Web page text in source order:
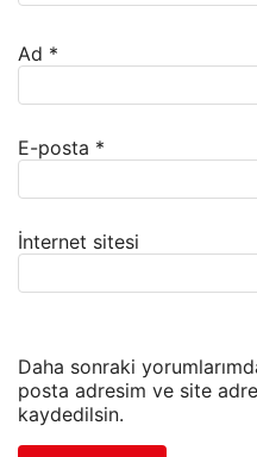
Ad *
E-posta *
İnternet sitesi
Daha sonraki
posta adresim ve site
kaydedilsin.